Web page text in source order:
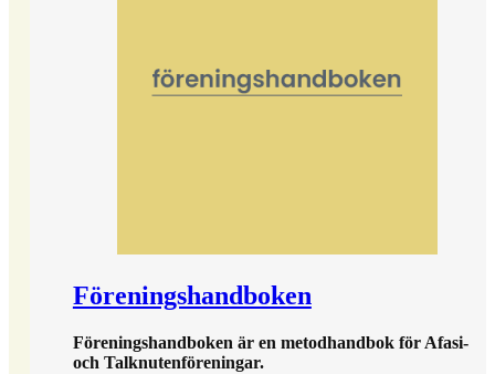
Föreningshandboken
Föreningshandboken är en metodhandbok för Afasi-
och Talknutenföreningar.